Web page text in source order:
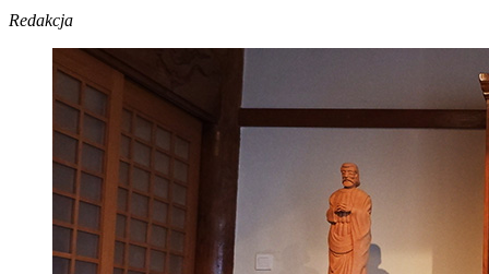
Redakcja